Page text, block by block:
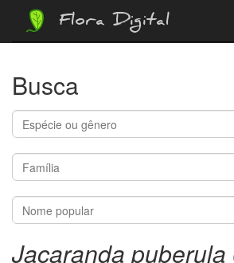
Flora Digital
Busca
Jacaranda puberula